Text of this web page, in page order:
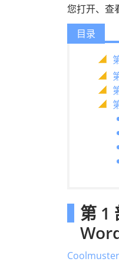
您打开、查
目录
第 1